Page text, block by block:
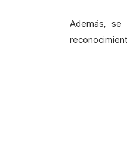
Además, se